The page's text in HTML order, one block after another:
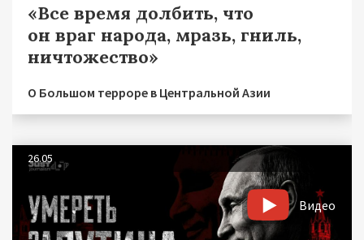
«Все время долбить, что
он враг народа, мразь, гниль,
ничтожество»
О Большом терроре в Центральной Азии
26.05
Видео